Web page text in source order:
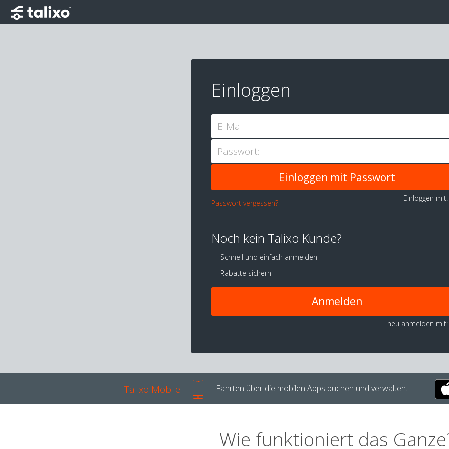
Einloggen
E-Mail:
Passwort:
Passwort vergessen?
Einloggen
Noch kein Talixo Kunde?
Schnell und einfach anmelden
Rabatte sichern
Anmelden
neu anmelden mit:
Talixo Mobile Fahrten über die mobilen Apps buchen und verwalten.
Wie funktioniert das